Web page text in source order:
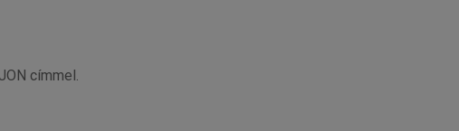
címmel.